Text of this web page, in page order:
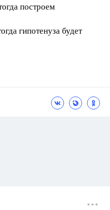
построем
гипотенуза будет